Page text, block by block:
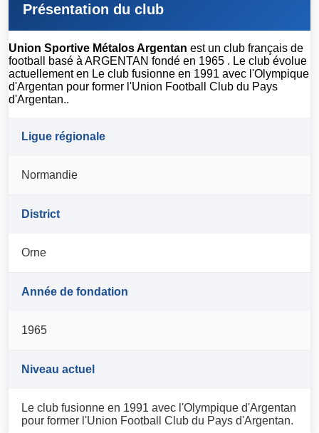
Présentation du club
Union Sportive Métalos Argentan est un club français de
football basé à ARGENTAN fondé en 1965 . Le club évolue
actuellement en Le club fusionne en 1991 avec l'Olympique
d'Argentan pour former l'Union Football Club du Pays
d'Argentan..
Ligue régionale
Normandie
District
Orne
Année de fondation
1965
Niveau actuel
Le club fusionne en 1991 avec l'Olympique d'Argentan
pour former l'Union Football Club du Pays d'Argentan.